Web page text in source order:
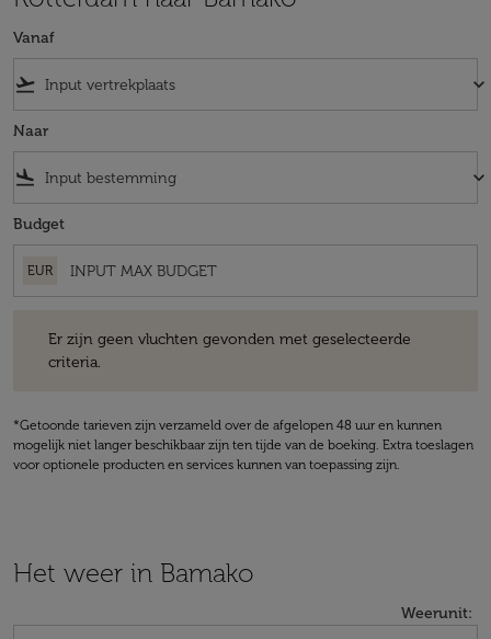
Vanaf
flight_takeoff keyboard_arrow_down
Naar
flight_land keyboard_arrow_down
Budget
EUR
Er zijn geen vluchten gevonden met geselecteerde
criteria.
*Getoonde tarieven zijn verzameld over de afgelopen 48 uur en kunnen
mogelijk niet langer beschikbaar zijn ten tijde van de boeking. Extra toeslagen
voor optionele producten en services kunnen van toepassing zijn.
Het weer in Bamako
Weerunit: